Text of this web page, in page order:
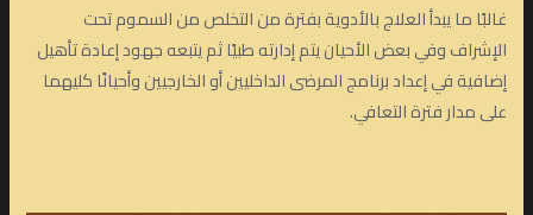
غالبًا ما يبدأ العلاج بالأدوية بفترة من التخلص من السموم تحت
الإشراف وفي بعض الأحيان يتم إدارته طبيًا ثم يتبعه جهود إعادة تأهيل
إضافية في إعداد برنامج المرضى الداخليين أو الخارجيين وأحيانًا كليهما
على مدار فترة التعافي.